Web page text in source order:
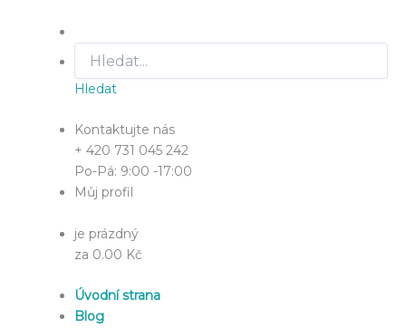
Hledat
Kontaktujte nás
+ 420 731 045 242
Po-Pá: 9:00 -17:00
Můj profil
je prázdný
za 0.00 Kč
Úvodní strana
Blog